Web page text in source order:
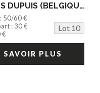
EDITIONS DUPUIS (BELGIQUE) (1)
50/60 €
: 30 €
Lot 10
€
SAVOIR PLUS